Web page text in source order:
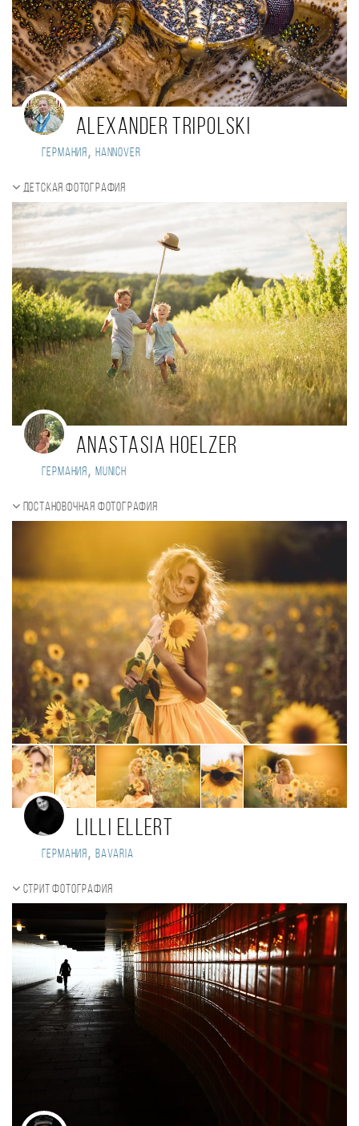
Alexander Tripolski
Германия, Hannover
Детская фотография
Anastasia Hoelzer
Германия , Munich
Постановочная фотография
Lilli Ellert
Германия, Bavaria
Стрит фотография